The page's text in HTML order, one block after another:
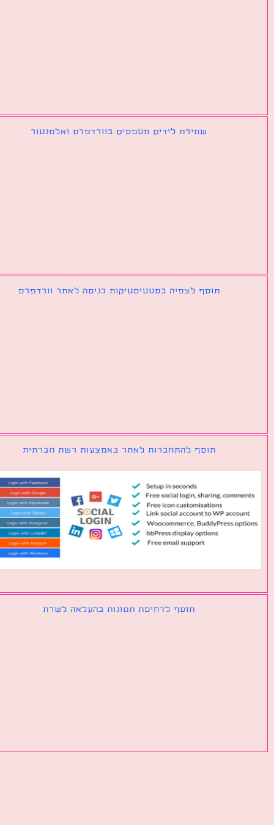
שמירת לידים מטפסים בוורדפרס ואלמנטור
תוסף לצפיה בסטטיסטיקות כניסה לאתר וורדפרס
תוסף להתחברות לאתר באמצעות רשת חברתית
תוסף לדחיסת תמונות בהעלאה לשרת